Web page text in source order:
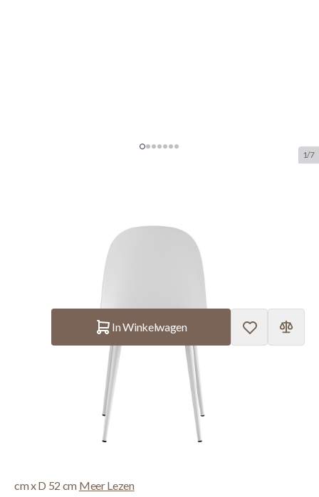
1/7
PP Kussen PU Wit
Interiax
In Winkelwagen
Met de Interiax Eetkamerstoel Fé voeg je stijl toe aan
iedere kamer. Deze eetkamerstoel heeft een zithoogte van
cm x D 52 cm Meer Lezen